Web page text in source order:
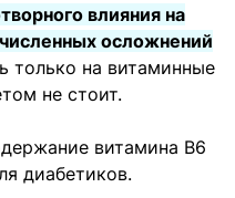
влияния на
осложнений
только на витаминные
не стоит.
витамина B6
диабетиков.